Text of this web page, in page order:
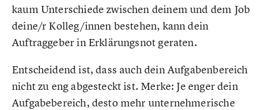
kaum Unterschiede zwischen deinem und dem Job
deine/r Kolleg/innen bestehen, kann dein
Auftraggeber in Erklärungsnot geraten.
Entscheidend ist, dass auch dein Aufgabenbereich
nicht zu eng abgesteckt ist. Merke: Je enger dein
Aufgabebereich, desto mehr unternehmerische